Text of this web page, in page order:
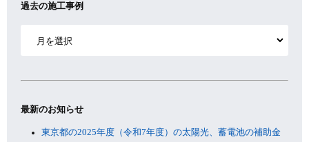
過去の施工事例
最新のお知らせ
東京都の2025年度（令和7年度）の太陽光、蓄電池の補助金